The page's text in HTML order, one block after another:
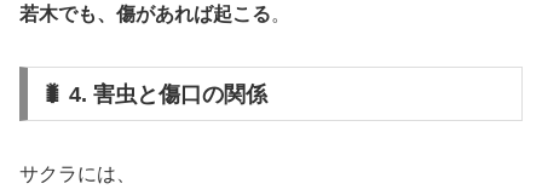
若木でも、傷があれば起こる。
🐛 4. 害虫と傷口の関係
サクラには、